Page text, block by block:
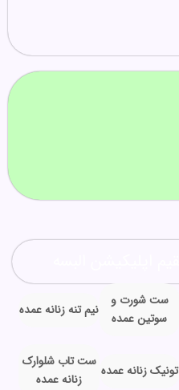
ست شورت و
سوتین عمده
نیم تنه زنانه عمده
تونیک زنانه عمده
ست تاب شلوارک
زنانه عمده